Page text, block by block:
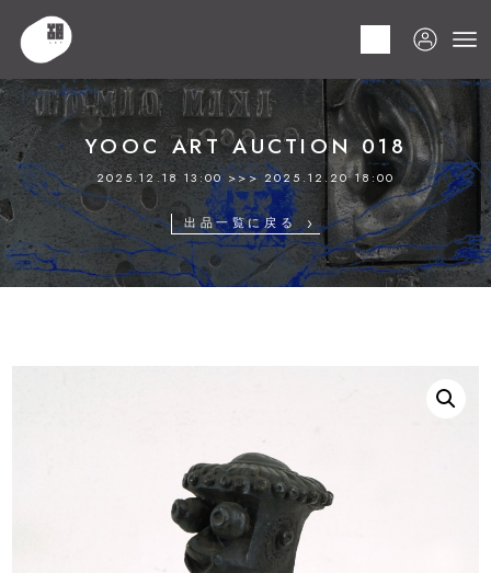
HOME
YOOC ART AUCTION 018
2025.12.18 13:00 >>> 2025.12.20 18:00
出品一覧に戻る